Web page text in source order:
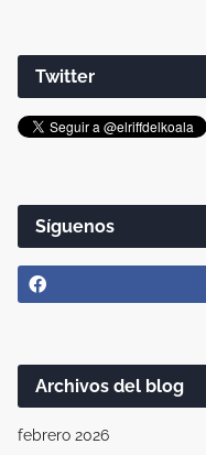
Twitter
Síguenos
Archivos del blog
febrero 2026